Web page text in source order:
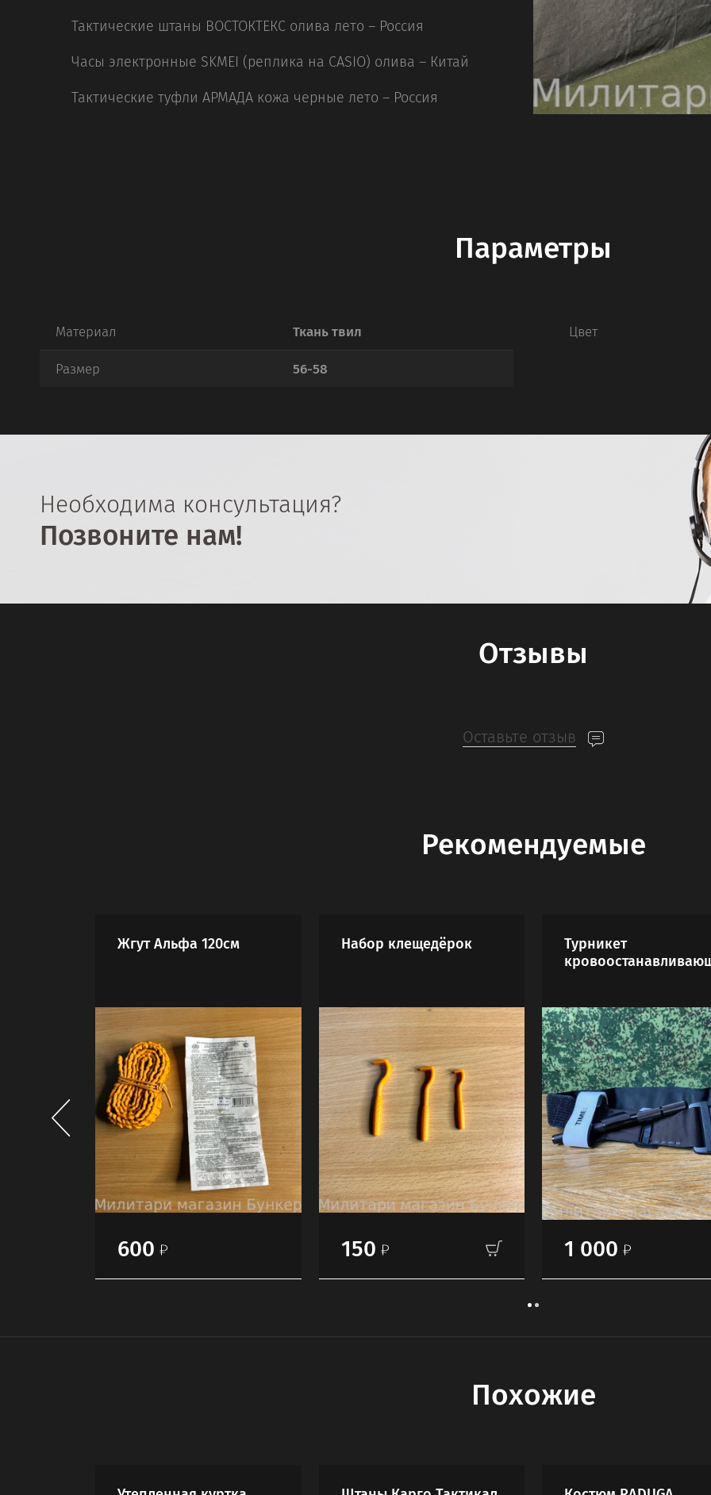
Тактические штаны ВОСТОКТЕКС олива лето – Россия
Часы электронные SKMEI (реплика на CASIO) олива – Китай
Тактические туфли АРМАДА кожа черные лето – Россия
Параметры
Материал Ткань твил
Размер 56-58
Цвет
Необходима консультация?
Позвоните нам!
Отзывы
Оставьте отзыв
Рекомендуемые
Жгут Альфа 120см
600
Набор клещедёрок
150
Турникет
1 000
Похожие